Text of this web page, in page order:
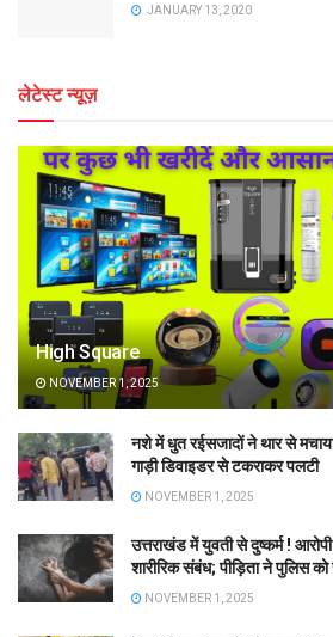
JANUARY 13, 2020
लेटेस्ट न्यूज़
High Square
NOVEMBER 1, 2025
नशे में धुत रईसजादों ने थार से
गाड़ी डिवाइडर से टकराकर पलटी
NOVEMBER 1, 2025
उत्तराखंड में युवती से दुष्कर्म !
शारीरिक संबंध; पीड़िता ने पुलिस
NOVEMBER 1, 2025